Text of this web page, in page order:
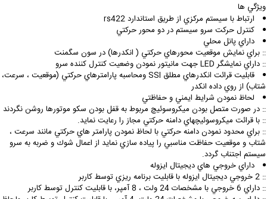
ويژگي ها
ارتباط با سيستم مركزي از طريق استاندارد rs422
كنترل حركت سرو سيستم در دو محور حركتي
داراي پانل محلي
:: براي نمايش موقعيت محورهاي حركتي ( انكدرها) در سون سگمنت
:: داراي نمايشگر LED جهت مانيتور نمودن وضعيت كنترل كننده سرو
قابليت قرائت انكدرهاي مطلق SSI ومحاسبه پارامترهاي حركتي (موقعيت ، سرعت،
شتاب) از روي داده انكدر
لحاظ نمودن شرايط ايمني و حفاظتي
:: در صورت متصل بودن ميكروسوئيچ مربوط به قفل بودن سكو موتورها روشن نگردند
:: با قرائت ميكروسوئيچهاي دامنه حركتي مجاز را رعايت نمايد.
:: براي محدود نمودن دامنه حركتي با لحاظ نمودن پارامتر هاي حركتي مانند سرعت ،
شتاب و موقعيت حفاظت مناسبي را پياده سازي نمايد از اعمال شوك و ضربه به سرو
سيستم اجتناب گردد.
داراي خروجي هاي ديجيتال ايزوله
:: 2 خروجي ديجيتال ايزوله با قابليت برنامه ريزي توسط كاربر
:: داراي 6 خروجي با مشخصات 24 ولت ، 8 آمپر، با قابليت كنترل توسط كاربر